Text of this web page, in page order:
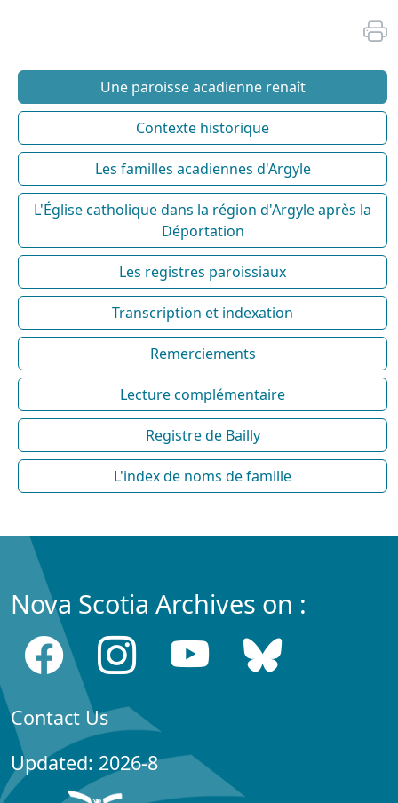
Une paroisse acadienne renaît
Contexte historique
Les familles acadiennes d'Argyle
L'Église catholique dans la région d'Argyle après la
Déportation
Les registres paroissiaux
Transcription et indexation
Remerciements
Lecture complémentaire
Registre de Bailly
L'index de noms de famille
Nova Scotia Archives on :
Contact Us
Updated: 2026-8